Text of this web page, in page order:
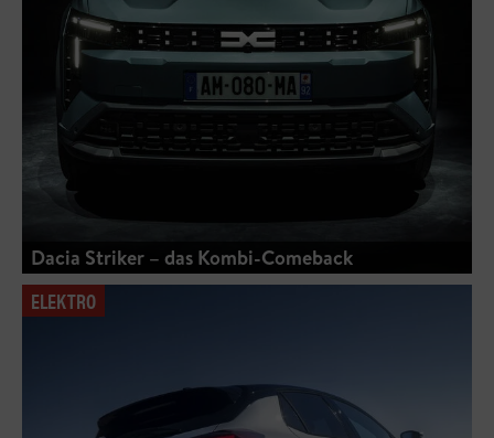
Dacia Striker – das Kombi-Comeback
ELEKTRO